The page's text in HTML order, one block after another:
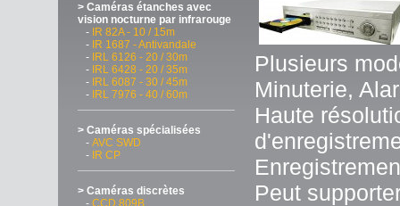
> Caméras étanches avec
vision nocturne par infrarouge
- IR 82A - 10 / 15m
- IR 1687 - Antivandale
- IRL 6126 - 20 / 30m
- IRL 6428 - 20 / 35m
- IRL 6087 - 30 / 45m
- IRL 7976 - 40 / 60m
> Caméras spécialisées
- AVC SWD
- IR CP
> Caméras discrètes
- CCD 809B
Plusieurs
Minuterie,
Haute
Peut